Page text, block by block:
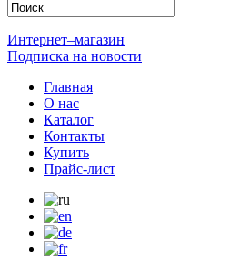
Интернет–магазин
Подписка на новости
Главная
О нас
Каталог
Контакты
Купить
Прайс-лист